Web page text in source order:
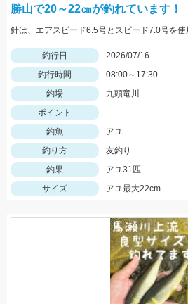
勝山で20～22㎝が釣れています！
釣行日
2026/07/16
釣行時間
08:00～17:30
釣場
九頭竜川
ポイント
釣魚
アユ
釣り方
友釣り
釣果
アユ31匹
サイズ
アユ最大22cm